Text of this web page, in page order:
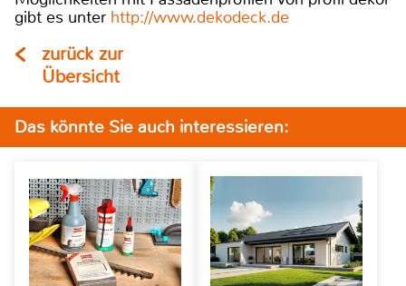
gibt es unter http://www.dekodeck.de
zurück zur
Übersicht
Das könnte Sie auch interessieren: